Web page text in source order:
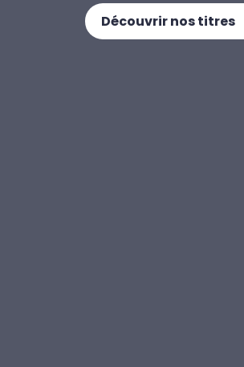
Découvrir nos titres